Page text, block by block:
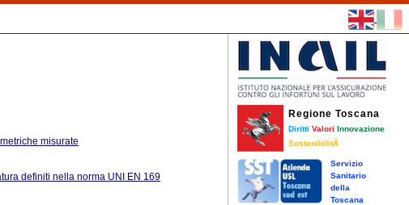
misurate
definiti nella norma UNI EN 169
Regione Toscana
Diritti Valori Innovazione
SostenibilitÃ
Servizio
Sanitario
della
Toscana